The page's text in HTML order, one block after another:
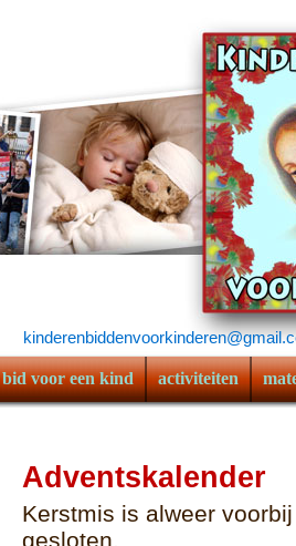
bid voor een kind activiteiten
Adventskalender
Kerstmis is alweer
gesloten.